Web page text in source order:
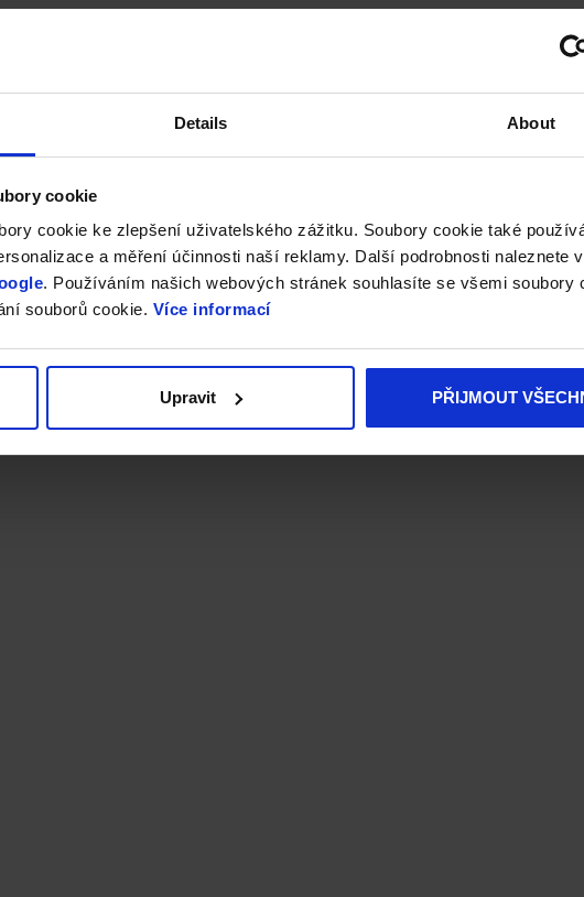
Details About
cookie
cookie ke zlepšení uživatelského zážitku. Soubory cookie také
a měření účinnosti naší reklamy. Další podrobnosti naleznete v
. Používáním našich webových stránek souhlasíte se všemi soubory
souborů cookie. Více informací
Upravit PŘIJMOUT